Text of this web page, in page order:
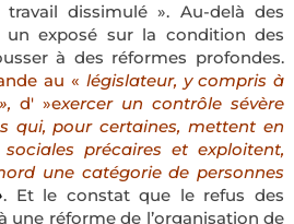
dissimulé ». Au-delà des
un exposé sur la condition des
à des réformes profondes.
au « législateur, y compris à
d' »exercer un contrôle sévère
qui, pour certaines, mettent en
précaires et exploitent,
une catégorie de personnes
. Et le constat que le refus des
réforme de l’organisation de